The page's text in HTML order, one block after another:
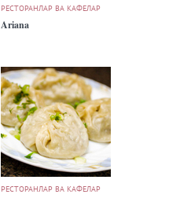
РЕСТОРАНЛАР ВА КАФЕЛАР
Ariana
РЕСТОРАНЛАР ВА КАФЕЛАР